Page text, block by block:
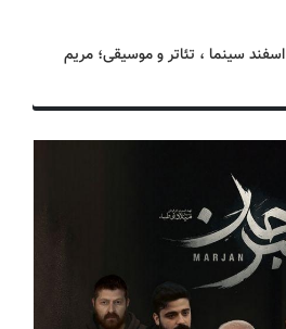
متولدین ۲۴ اسفند سینما ، تئاتر و موسیقی؛ مریم